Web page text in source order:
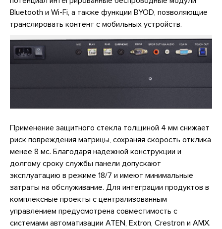
Bluetooth и Wi-Fi, а также функции BYOD, позволяющие
транслировать контент с мобильных устройств.
Применение защитного стекла толщиной 4 мм снижает
риск повреждения матрицы, сохраняя скорость отклика
менее 8 мс. Благодаря надежной конструкции и
долгому сроку службы панели допускают
эксплуатацию в режиме 18/7 и имеют минимальные
затраты на обслуживание. Для интеграции продуктов в
комплексные проекты с централизованным
управлением предусмотрена совместимость с
системами автоматизации ATEN, Extron, Crestron и AMX.